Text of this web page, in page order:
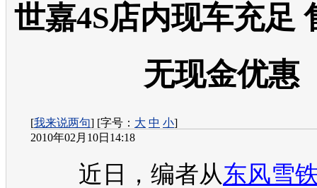
世嘉4S店内现车充足
无现金优惠
[我来说两句] [字号： 大 中 小]
2010年02月10日14:18
近日，编者从东风雪